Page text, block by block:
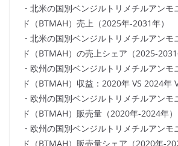
・北米の国別ベンジルトリメチルアンモ
ド（BTMAH）売上（2025年-2031年）
・北米の国別ベンジルトリメチルアンモ
ド（BTMAH）の売上シェア（2025-2031
・欧州の国別ベンジルトリメチルアンモ
ド（BTMAH）収益：2020年 VS 2024年
・欧州の国別ベンジルトリメチルアンモ
ド（BTMAH）販売量（2020年-2024年）
・欧州の国別ベンジルトリメチルアンモ
ド（BTMAH）販売量シェア（2020年-